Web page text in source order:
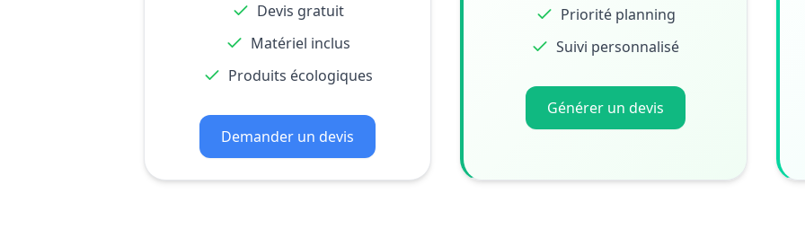
Devis gratuit
Matériel inclus
Produits écologiques
Demander un devis
Priorité planning
Suivi personnalisé
Générer un devis